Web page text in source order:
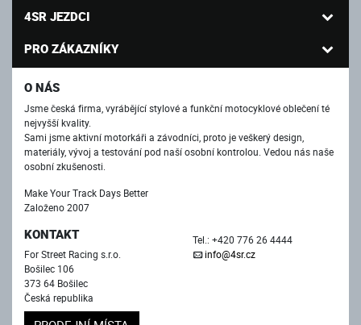
4SR JEZDCI
PRO ZÁKAZNÍKY
O NÁS
Jsme česká firma, vyrábějící stylové a funkční motocyklové oblečení té
nejvyšší kvality.
Sami jsme aktivní motorkáři a závodníci, proto je veškerý design,
materiály, vývoj a testování pod naší osobní kontrolou. Vedou nás naše
osobní zkušenosti.
Make Your Track Days Better
Založeno 2007
KONTAKT
For Street Racing s.r.o.
Bošilec 106
373 64 Bošilec
Česká republika
Tel.: +420 776 26 4444
info@4sr.cz